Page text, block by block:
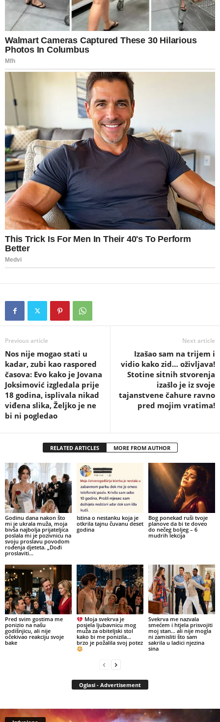
Previous article
Nos nije mogao stati u
kadar, zubi kao raspored
časova: Evo kako je Jovana
Joksimović izgledala prije
18 godina, isplivala nikad
viđena slika, Željko je ne
bi ni pogledao
Next article
Izašao sam na trijem i
vidio kako zid… oživljava!
Stotine sitnih stvorenja
izašlo je iz svoje
tajanstvene čahure ravno
pred mojim vratima!
RELATED ARTICLES MORE FROM AUTHOR
Godinu dana nakon što
mi je ukrala muža, moja
bivša najbolja prijateljica
poslala mi je pozivnicu na
svoju proslavu povodom
rođenja djeteta. „Dođi
proslaviti...
Istina o nestanku koja je
otkrila tajnu čuvanu deset
godina
Bog ponekad ruši tvoje
planove da bi te doveo
do nečeg boljeg – 6
mudrih lekcija
Pred svim gostima me
ponizio na našu
godišnjicu, ali nije
očekivao reakciju svoje
bake
Moja svekrva je
posjela ljubavnicu mog
muža za obiteljski stol
kako bi me ponizila…
brzo je požalila svoj potez
Svekrva me nazvala
smećem i htjela prisvojiti
moj stan… ali nije mogla
ni zamisliti što sam
sakrila u ladici njezina
sina
Oglasi - Advertisement